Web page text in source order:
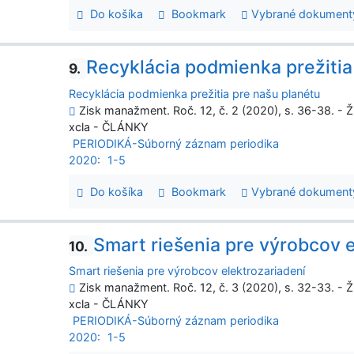
Do košíka Bookmark Vybrané
9. Recyklácia podmienka
Recyklácia podmienka prežitia pre našu planétu
Zisk manažment. Roč. 12, č. 2 (2020), s. 36-38. -
xcla - ČLÁNKY
PERIODIKÁ-Súborný záznam periodika
2020:
1-5
Do košíka Bookmark Vybrané
10. Smart riešenia pre výrobcov
Smart riešenia pre výrobcov elektrozariadení
Zisk manažment. Roč. 12, č. 3 (2020), s. 32-33. -
xcla - ČLÁNKY
PERIODIKÁ-Súborný záznam periodika
2020:
1-5